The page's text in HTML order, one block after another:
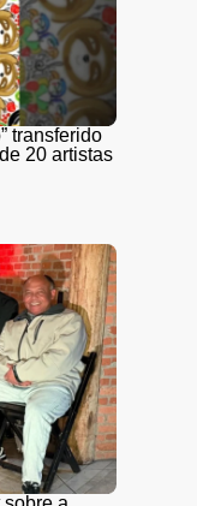
transferido
20 artistas